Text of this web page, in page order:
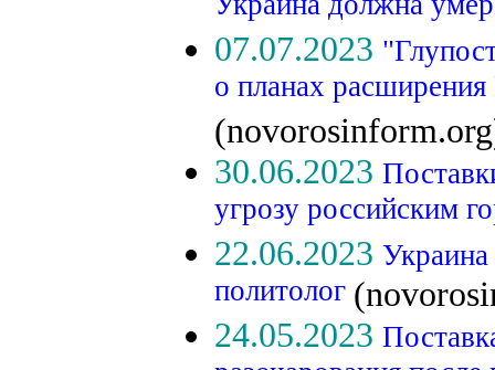
07.07.2023
о планах
30.06.2023
угрозу российским
22.06.2023
политолог
24.05.2023